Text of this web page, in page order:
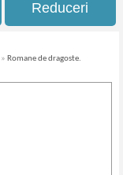
Reduceri
» Romane de dragoste.